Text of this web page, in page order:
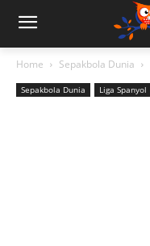
Home Sepakbola Dunia
Sepakbola Dunia Liga Spanyol